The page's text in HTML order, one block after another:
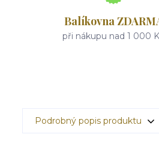
Balíkovna
při nákupu nad 1 000
Podrobný popis produktu